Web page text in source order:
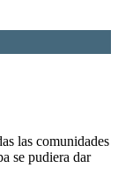
las comunidades
se pudiera dar